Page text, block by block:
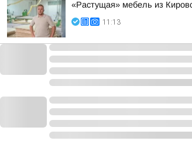
«Растущая» мебель из
11:13